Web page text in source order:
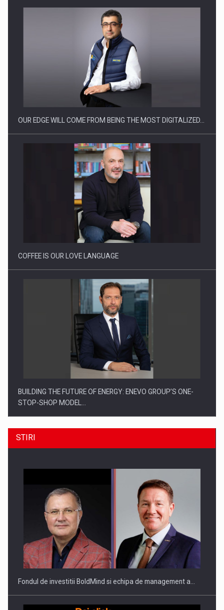
CEO Conference - Shaping The Future - Technology and…
Webinar - Business Evolution-RETHINK STRATEGY-Finantare
Investitii Digitalizare
OUR EDGE WILL COME FROM BEING THE MOST DIGITALIZED…
COFFEE IS OUR LOVE LANGUAGE
BUILDING THE FUTURE OF ENERGY: ENEVO GROUP’S ONE-
STOP-SHOP MODEL…
ROOTED IN ROMANIA, BUILT TO DELIVER TECHNOLOGY FOR
THE…
STIRI
Fondul de investitii BoldMind si echipa de management a…